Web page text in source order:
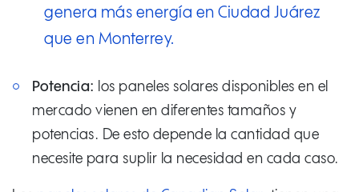
genera más energía en Ciudad Juárez
que en Monterrey.
Potencia: los paneles solares disponibles en el
mercado vienen en diferentes tamaños y
potencias. De esto depende la cantidad que
necesite para suplir la necesidad en cada caso.